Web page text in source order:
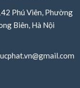
Phú Viên, Phường
Biên, Hà Nội